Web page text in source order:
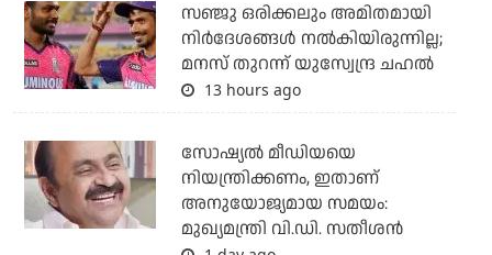
സഞ്ജു ഒരിക്കലും അമിതമായി
നിര്‍ദേശങ്ങള്‍ നല്‍കിയിരുന്നില്ല;
മനസ് തുറന്ന് യുസ്വേന്ദ്ര ചഹല്‍
13 hours ago
സോഷ്യല്‍ മീഡിയയെ
നിയന്ത്രിക്കണം, ഇതാണ്
അനുയോജ്യമായ സമയം:
മുഖ്യമന്ത്രി വി.ഡി. സതീശന്‍